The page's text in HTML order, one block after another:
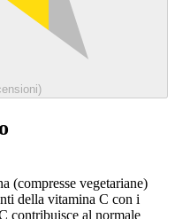
(compresse vegetariane)
della vitamina C con i
contribuisce al normale